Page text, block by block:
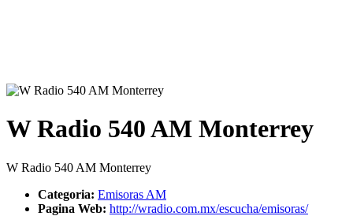
W Radio 540 AM Monterrey
W Radio 540 AM Monterrey
Categoria: Emisoras AM
Pagina Web: http://wradio.com.mx/escucha/emisoras/